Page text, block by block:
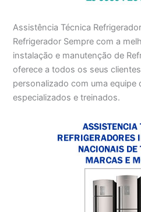
Assistência Técnica
Refrigerador Sempre com a
instalação e manutenção de
oferece a todos os seus
personalizado com uma equipe
especializados e treinados.